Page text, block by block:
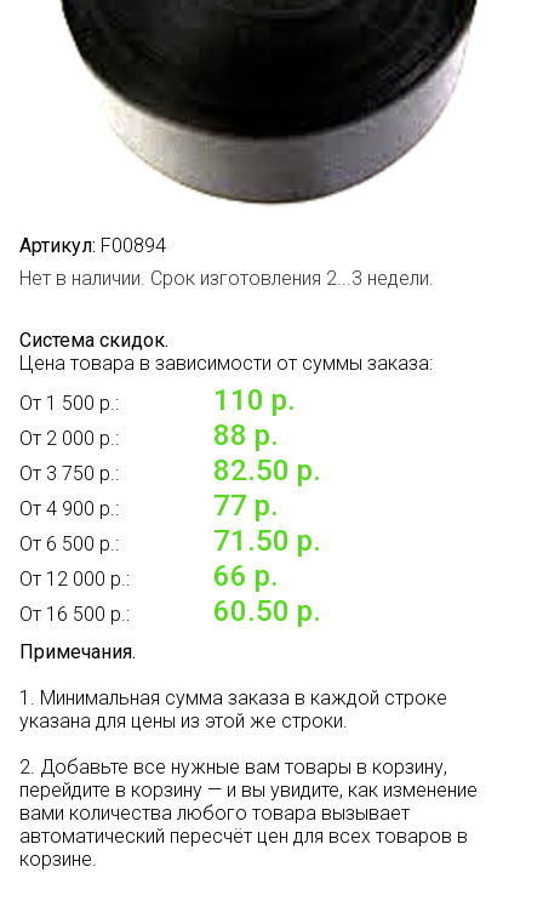
Артикул: F00894
Нет в наличии. Срок изготовления 2...3 недели.
Система скидок.
Цена товара в зависимости от суммы заказа:
От 1 500 р.:
110 р.
От 2 000 р.: 88 р.
От 3 750 р.: 82.50 р.
От 4 900 р.: 77 р.
От 6 500 р.: 71.50 р.
От 12 000 р.: 66 р.
От 16 500 р.: 60.50 р.
Примечания.
1. Минимальная сумма заказа в каждой строке
указана для цены из этой же строки.
2. Добавьте все нужные вам товары в корзину,
перейдите в корзину — и вы увидите, как изменение
вами количества любого товара вызывает
автоматический пересчёт цен для всех товаров в
корзине.